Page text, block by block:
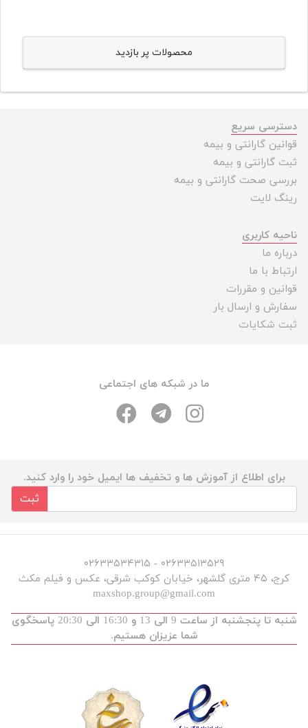
محصولات پر بازدید
دسترسی سریع
قوانین گارانتی و بیمه
ثبت گارانتی و بیمه
بررسی صحت گارانتی و بیمه
رینگ لایت
ناحیه کاربری
درباره ما
ارتباط با ما
قوانین و مقررات
سفارش و ارسال بار
ثبت شکایات
ما در شبکه های اجتماعی
برای اطلاع از آموزش ها و تخفیف ها ایمیل خود را وارد کنید.
ثبت
۰۲۶۳۳۵۱۳۵۲۹ - ۰۲۶۳۳۵۳۴۳۱۵
کرج، ۴۵ متری گلشهر، خیابان کوکب شرقی، عکس و فیلم مکث
maxshop.group@gmail.com
شنبه تا پنجشنبه از ساعت 9 الی 13 و 16:30 الی 20:30 پاسخگوی
شما عزیزان هستیم.